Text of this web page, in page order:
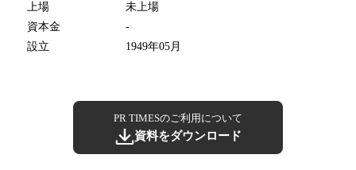
上場
未上場
資本金
-
設立
1949年05月
PR TIMESのご利用について
資料をダウンロード